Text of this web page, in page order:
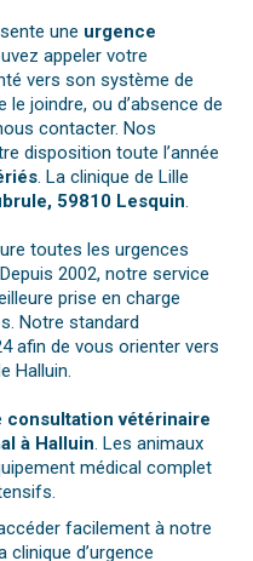
une urgence
appeler votre
vers son système de
le joindre, ou d’absence de
contacter. Nos
disposition toute l’année
. La clinique de Lille
59810 Lesquin.
toutes les urgences
2002, notre service
prise en charge
Notre standard
afin de vous orienter vers
Halluin.
consultation vétérinaire
à Halluin. Les animaux
médical complet
facilement à notre
clinique d’urgence